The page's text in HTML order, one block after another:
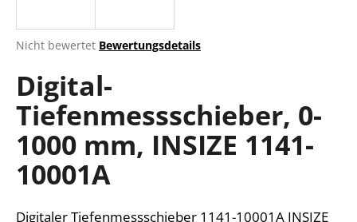
Die
Produktbewertung
ist
0,0
5
Sternen.
Nicht bewertet Bewertungsdetails
Digital-
Tiefenmessschieber, 0-
1000 mm, INSIZE 1141-
10001A
Digitaler Tiefenmessschieber 1141-10001A INSIZE
W
i
r
e